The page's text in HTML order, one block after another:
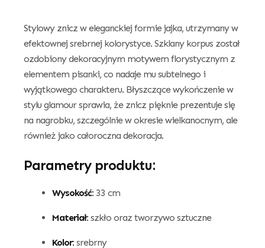
Stylowy znicz w eleganckiej formie jajka, utrzymany w
efektownej srebrnej kolorystyce. Szklany korpus został
ozdobiony dekoracyjnym motywem florystycznym z
elementem pisanki, co nadaje mu subtelnego i
wyjątkowego charakteru. Błyszczące wykończenie w
stylu glamour sprawia, że znicz pięknie prezentuje się
na nagrobku, szczególnie w okresie wielkanocnym, ale
również jako całoroczna dekoracja.
Parametry produktu:
Wysokość: 33 cm
Materiał: szkło oraz tworzywo sztuczne
Kolor: srebrny